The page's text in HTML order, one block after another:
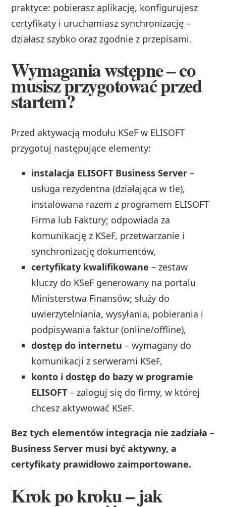
praktyce: pobierasz aplikację, konfigurujesz
certyfikaty i uruchamiasz synchronizację –
działasz szybko oraz zgodnie z przepisami.
Wymagania wstępne – co
musisz przygotować przed
startem?
Przed aktywacją modułu KSeF w ELISOFT
przygotuj następujące elementy:
instalacja ELISOFT Business Server –
usługa rezydentna (działająca w tle),
instalowana razem z programem ELISOFT
Firma lub Faktury; odpowiada za
komunikację z KSeF, przetwarzanie i
synchronizację dokumentów,
certyfikaty kwalifikowane – zestaw
kluczy do KSeF generowany na portalu
Ministerstwa Finansów; służy do
uwierzytelniania, wysyłania, pobierania i
podpisywania faktur (online/offline),
dostęp do internetu – wymagany do
komunikacji z serwerami KSeF,
konto i dostęp do bazy w programie
ELISOFT – zaloguj się do firmy, w której
chcesz aktywować KSeF.
Bez tych elementów integracja nie zadziała –
Business Server musi być aktywny, a
certyfikaty prawidłowo zaimportowane.
Krok po kroku – jak